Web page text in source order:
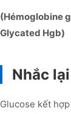
(Hémoglobine
Glycated Hgb)
Nhắc
Glucose kết